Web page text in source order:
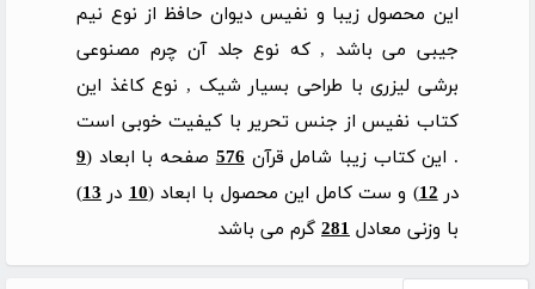
این محصول زیبا و نفیس دیوان حافظ از نوع نیم
جیبی می باشد , که نوع جلد آن چرم مصنوعی
برشی لیزری با طراحی بسیار شیک , نوع کاغذ این
کتاب نفیس از جنس تحریر با کیفیت خوبی است
. این کتاب زیبا شامل قرآن576صفحه با ابعاد (9
در12) و ست کامل این محصول با ابعاد (10در 13
)
با وزنی معادل 281 گرم می باشد